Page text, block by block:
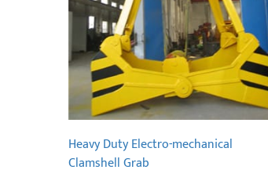
Heavy Duty Electro-mechanical
Clamshell Grab